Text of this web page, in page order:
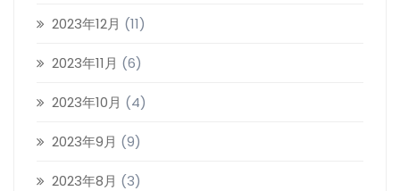
2023年12月 (11)
2023年11月 (6)
2023年10月 (4)
2023年9月 (9)
2023年8月 (3)